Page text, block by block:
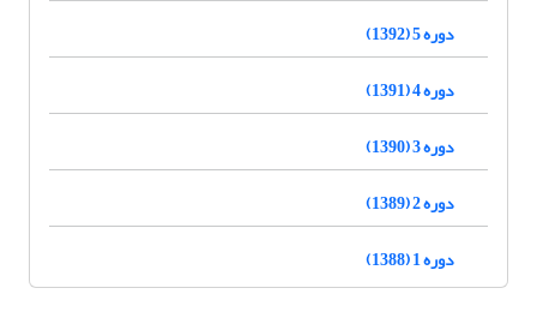
دوره 5 (1392)
دوره 4 (1391)
دوره 3 (1390)
دوره 2 (1389)
دوره 1 (1388)